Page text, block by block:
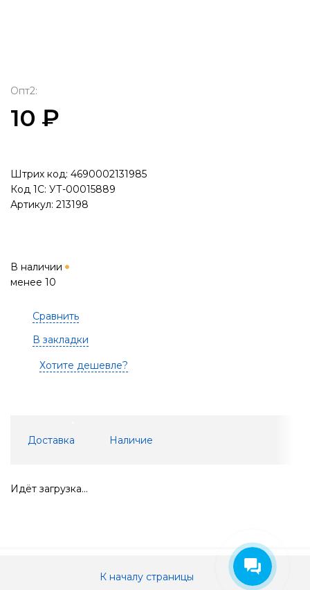
Опт2:
10 ₽
Штрих код: 4690002131985
Код 1С: УТ-00015889
Артикул: 213198
В наличии
менее 10
Сравнить
В закладки
Хотите дешевле?
Доставка Наличие
Идёт загрузка...
К началу страницы